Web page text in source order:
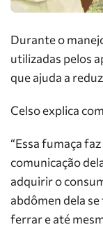
Durante o
utilizadas pelos
que ajuda a
Celso explica
“Essa fumaça
comunicação
adquirir o
abdômen dela
ferrar e até